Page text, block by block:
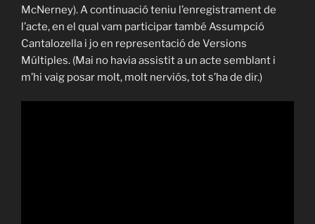
McNerney). A continuació teniu l’enregistrament de
l’acte, en el qual vam participar també Assumpció
Cantalozella i jo en representació de Versions
Múltiples. (Mai no havia assistit a un acte semblant i
m’hi vaig posar molt, molt nerviós, tot s’ha de dir.)